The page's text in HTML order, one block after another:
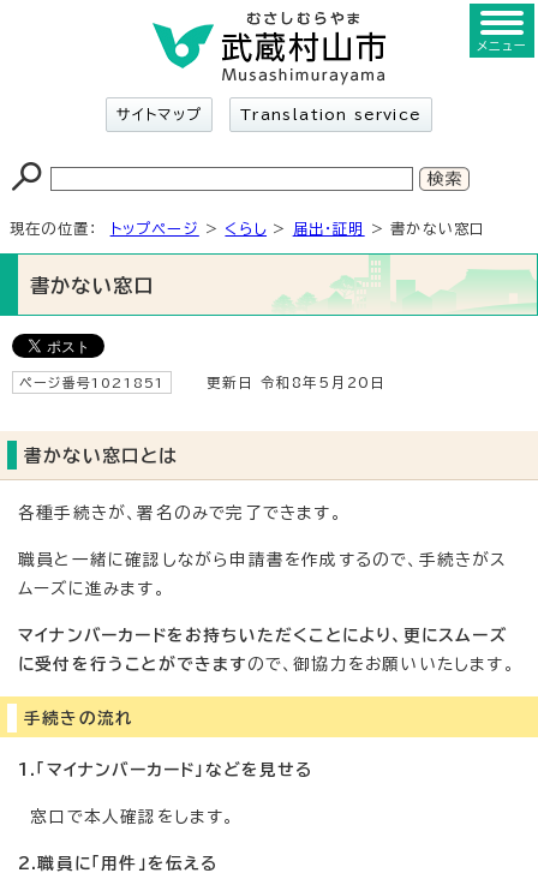
サイトマップ Translation service
メニュー
現在の位置： トップページ > くらし > 届出・証明 > 書かない窓口
書かない窓口
ページ番号1021851 更新日 令和8年5月20日
書かない窓口とは
各種手続きが、署名のみで完了できます。
職員と一緒に確認しながら申請書を作成するので、手続きがス
ムーズに進みます。
マイナンバーカードをお持ちいただくことにより、更にスムーズ
に受付を行うことができます ので、御協力をお願いいたします。
手続きの流れ
1.「マイナンバーカード」などを見せる
窓口で本人確認をします。
2.職員に「用件」を伝える